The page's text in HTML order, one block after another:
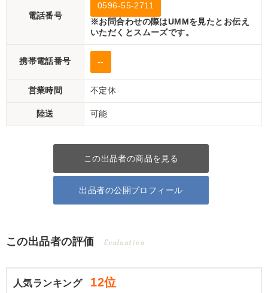
電話番号
0596-55-2711
※お問合わせの際はUMMを見たとお伝え
いただくとスムーズです。
携帯電話番号 --
営業時間 不定休
陸送 可能
この出品者の商品を見る
出品者の公開プロフィール
この出品者の評価 Evaluation
人気ランキング 12位